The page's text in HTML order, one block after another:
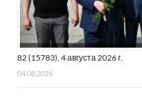
82 (15783), 4 августа 2026 г.
04.08.2026